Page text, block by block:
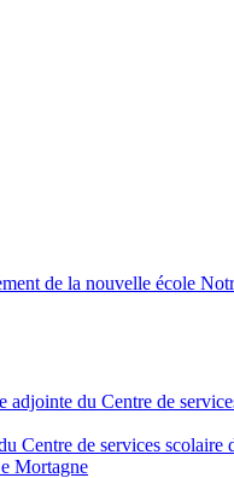
de la nouvelle école
du Centre de
Centre de services scolaire
Mortagne